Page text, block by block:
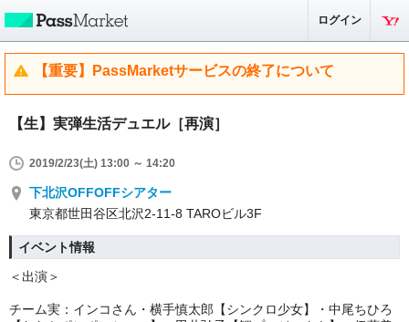
ログイン
【重要】PassMarketサービスの終了について
【生】実弾生活デュエル［再演］
2019/2/23(土) 13:00 ～ 14:20
下北沢OFFOFFシアター
東京都世田谷区北沢2-11-8 TAROビル3F
イベント情報
＜出演＞
チーム実：インコさん・横手慎太郎【シンクロ少女】・中尾ちひろ